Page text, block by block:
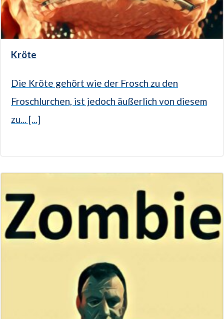
Kröte
Die Kröte gehört wie der Frosch zu den
Froschlurchen, ist jedoch äußerlich von diesem
zu... [...]